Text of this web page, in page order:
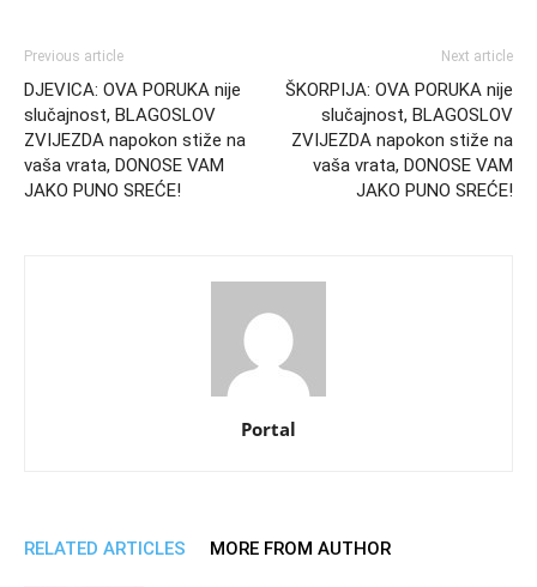
Previous article
DJEVICA: OVA PORUKA nije
slučajnost, BLAGOSLOV
ZVIJEZDA napokon stiže na
vaša vrata, DONOSE VAM
JAKO PUNO SREĆE!
Next article
ŠKORPIJA: OVA PORUKA nije
slučajnost, BLAGOSLOV
ZVIJEZDA napokon stiže na
vaša vrata, DONOSE VAM
JAKO PUNO SREĆE!
Portal
RELATED ARTICLES MORE FROM AUTHOR